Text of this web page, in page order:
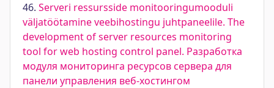
46. Serveri ressursside monitooringumooduli
väljatöötamine veebihostingu juhtpaneelile. The
development of server resources monitoring
tool for web hosting control panel. Разработка
модуля мониторинга ресурсов сервера для
панели управления веб-хостингом